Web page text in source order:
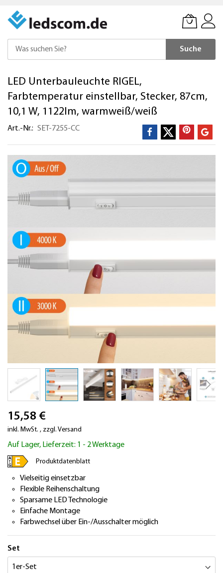
Suche
Inhalt
LED Unterbauleuchte RIGEL,
Farbtemperatur einstellbar, Stecker, 87cm,
10,1 W, 1122lm, warmweiß/weiß
Art.-Nr. SET-7255-CC
Zum
Ende
Bildergalerie
springen
Anfang
der
springen
15,58 €
inkl. MwSt. , zzgl. Versand
Auf Lager, Lieferzeit: 1 - 2 Werktage
Produktdatenblatt
Vielseitig einsetzbar
Flexible Reihenschaltung
Sparsame LED Technologie
Einfache Montage
Farbwechsel über Ein-/Ausschalter möglich
Set